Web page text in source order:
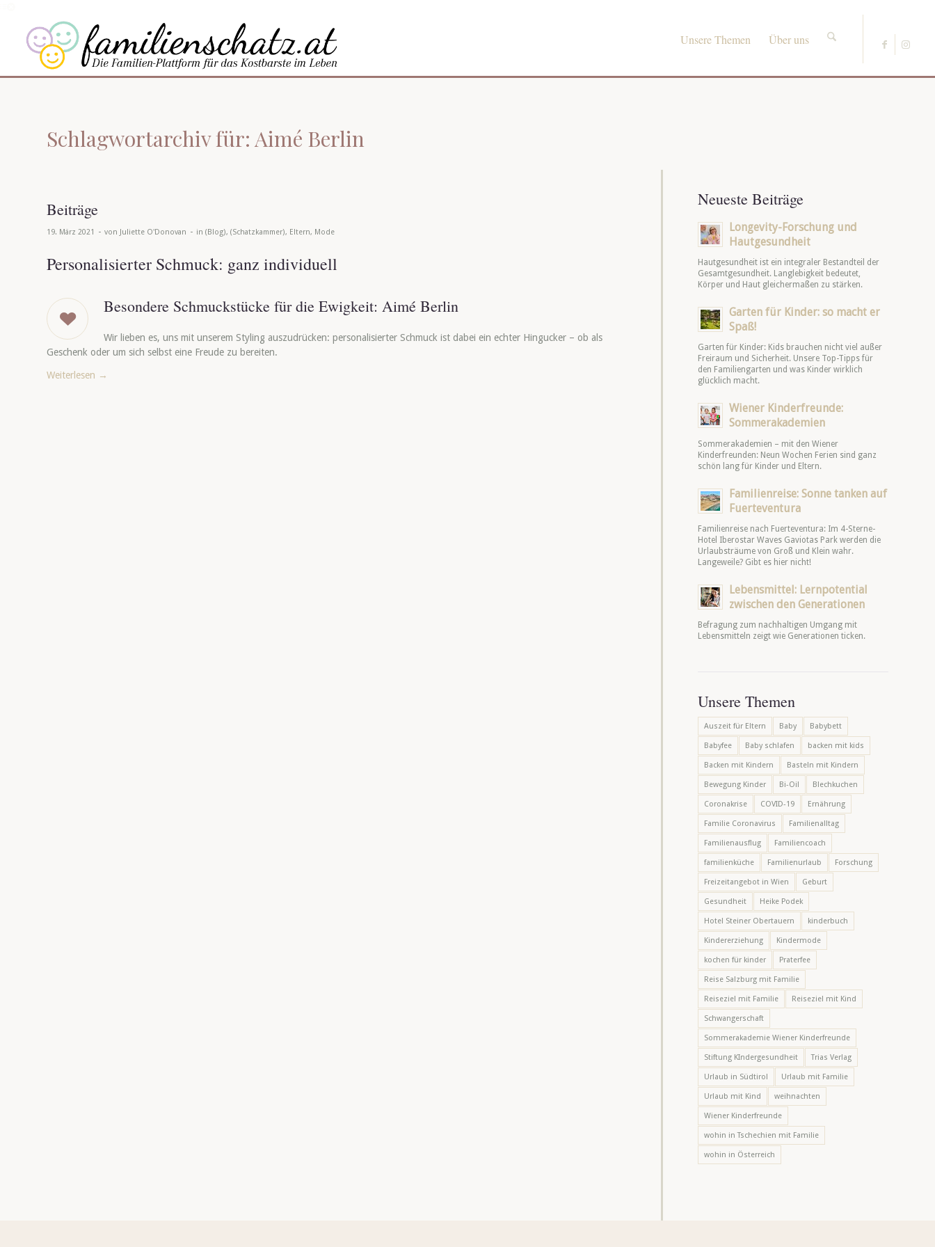
Unsere Themen Über uns
Schlagwortarchiv für: Aimé Berlin
Beiträge
19. März 2021 - von Juliette O'Donovan - in (Blog), (Schatzkammer), Eltern, Mode
Personalisierter Schmuck: ganz individuell
Besondere Schmuckstücke für die Ewigkeit: Aimé Berlin
Wir lieben es, uns mit unserem Styling auszudrücken: personalisierter Schmuck ist dabei ein echter Hingucker – ob als
Geschenk oder um sich selbst eine Freude zu bereiten.
Weiterlesen →
Neueste Beiträge
Longevity-Forschung und
Hautgesundheit
Hautgesundheit ist ein integraler Bestandteil der
Gesamtgesundheit. Langlebigkeit bedeutet,
Körper und Haut gleichermaßen zu stärken.
Garten für Kinder: so macht er
Spaß!
Garten für Kinder: Kids brauchen nicht viel außer
Freiraum und Sicherheit. Unsere Top-Tipps für
den Familiengarten und was Kinder wirklich
glücklich macht.
Wiener Kinderfreunde:
Sommerakademien
Sommerakademien – mit den Wiener
Kinderfreunden: Neun Wochen Ferien sind ganz
schön lang für Kinder und Eltern.
Familienreise: Sonne tanken auf
Fuerteventura
Familienreise nach Fuerteventura: Im 4-Sterne-
Hotel Iberostar Waves Gaviotas Park werden die
Urlaubsträume von Groß und Klein wahr.
Langeweile? Gibt es hier nicht!
Lebensmittel: Lernpotential
zwischen den Generationen
Befragung zum nachhaltigen Umgang mit
Lebensmitteln zeigt wie Generationen ticken.
Unsere Themen
Auszeit für Eltern Baby Babybett
Babyfee Baby schlafen backen mit kids
Backen mit Kindern Basteln mit Kindern
Bewegung Kinder Bi-Oil Blechkuchen
Coronakrise COVID-19 Ernährung
Familie Coronavirus Familienalltag
Familienausflug Familiencoach
familienküche Familienurlaub Forschung
Freizeitangebot in Wien Geburt
Gesundheit Heike Podek
Hotel Steiner Obertauern kinderbuch
Kindererziehung Kindermode
kochen für kinder Praterfee
Reise Salzburg mit Familie
Reiseziel mit Familie Reiseziel mit Kind
Schwangerschaft
Sommerakademie Wiener Kinderfreunde
Stiftung KIndergesundheit Trias Verlag
Urlaub in Südtirol Urlaub mit Familie
Urlaub mit Kind weihnachten
Wiener Kinderfreunde
wohin in Tschechien mit Familie
wohin in Österreich